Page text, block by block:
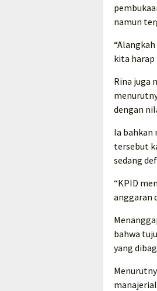
namun
kita harap
Rina juga
dengan
Ia bahkan
tersebut
sedang
“KPID
anggaran
bahwa
yang